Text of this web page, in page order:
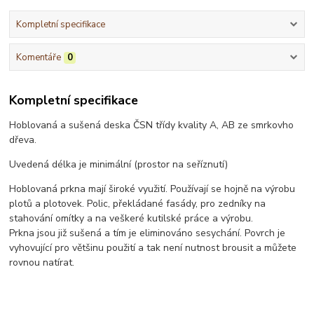
Kompletní specifikace
Komentáře 0
Kompletní specifikace
Hoblovaná a sušená deska ČSN třídy kvality A, AB ze smrkovho
dřeva.
Uvedená délka je minimální (prostor na seříznutí)
Hoblovaná prkna mají široké využití. Používají se hojně na výrobu
plotů a plotovek. Polic, překládané fasády, pro zedníky na
stahování omítky a na veškeré kutilské práce a výrobu.
Prkna jsou již sušená a tím je eliminováno sesychání. Povrch je
vyhovující pro většinu použití a tak není nutnost brousit a můžete
rovnou natírat.